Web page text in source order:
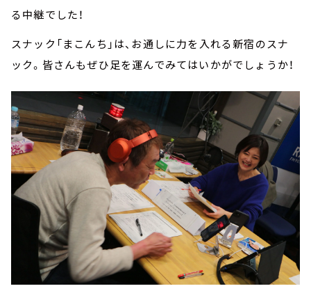
る中継でした！
スナック「まこんち」は、お通しに力を入れる新宿のスナ
ック。皆さんもぜひ足を運んでみてはいかがでしょうか！